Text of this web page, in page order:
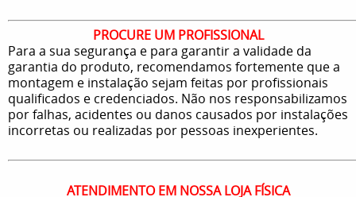
PROCURE UM PROFISSIONAL
Para a sua segurança e para garantir a validade da
garantia do produto, recomendamos fortemente que a
montagem e instalação sejam feitas por profissionais
qualificados e credenciados. Não nos responsabilizamos
por falhas, acidentes ou danos causados por instalações
incorretas ou realizadas por pessoas inexperientes.
ATENDIMENTO EM NOSSA LOJA FÍSICA